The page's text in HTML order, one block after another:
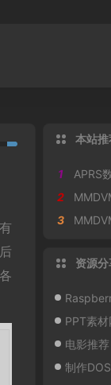
本站推
1
APRS
2
3
MMDVM
资源分
PPT素材网站
电影推荐
制作